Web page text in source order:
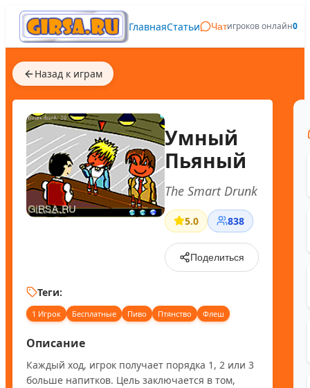
ГлавнаяСтатьи Чатигроков онлайн0
Назад к играм
Умный
Пьяный
The Smart Drunk
5.0 838
Поделиться
Теги:
1 Игрок Бесплатные Пиво Птянство Флеш
Описание
Каждый ход, игрок получает порядка 1, 2 или 3
больше напитков. Цель заключается в том,